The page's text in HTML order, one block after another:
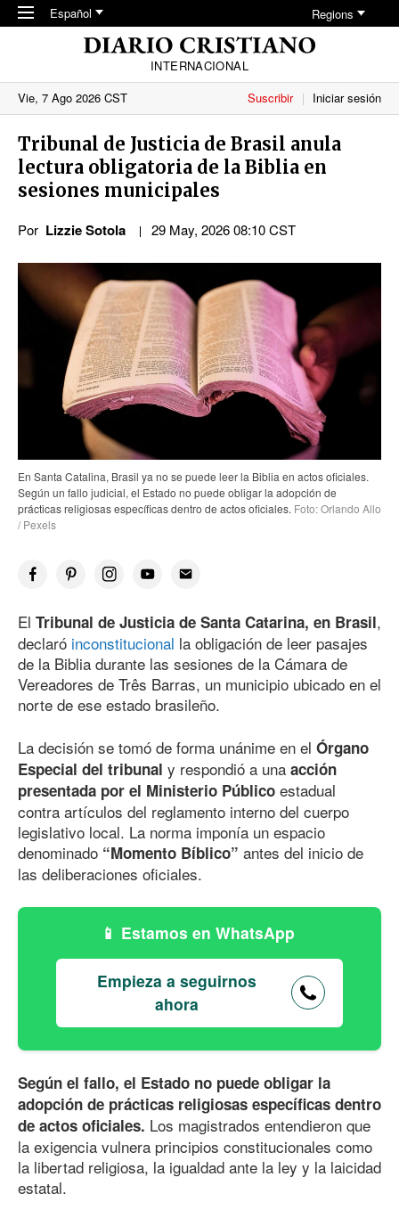
Skip to main content
Español Regions
INTERNACIONAL
Vie, 7 Ago 2026 CST
Suscribir Iniciar sesión
Tribunal de Justicia de Brasil anula
lectura obligatoria de la Biblia en
sesiones municipales
Por Lizzie Sotola 29 May, 2026 08:10 CST
En Santa Catalina, Brasil ya no se puede leer la Biblia en actos oficiales.
Según un fallo judicial, el Estado no puede obligar la adopción de
prácticas religiosas específicas dentro de actos oficiales. Foto: Orlando Allo
/ Pexels
El Tribunal de Justicia de Santa Catarina, en Brasil,
declaró inconstitucional la obligación de leer pasajes
de la Biblia durante las sesiones de la Cámara de
Vereadores de Três Barras, un municipio ubicado en el
norte de ese estado brasileño.
La decisión se tomó de forma unánime en el Órgano
Especial del tribunal y respondió a una acción
presentada por el Ministerio Público estadual
contra artículos del reglamento interno del cuerpo
legislativo local. La norma imponía un espacio
denominado “Momento Bíblico” antes del inicio de
las deliberaciones oficiales.
Estamos en WhatsApp
Empieza a seguirnos
ahora
Según el fallo, el Estado no puede obligar la
adopción de prácticas religiosas específicas dentro
de actos oficiales. Los magistrados entendieron que
la exigencia vulnera principios constitucionales como
la libertad religiosa, la igualdad ante la ley y la laicidad
estatal.